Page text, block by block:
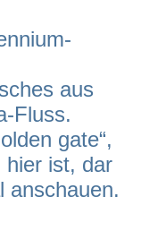
aus
Fluss.
gate“,
hier ist, dar
anschauen.